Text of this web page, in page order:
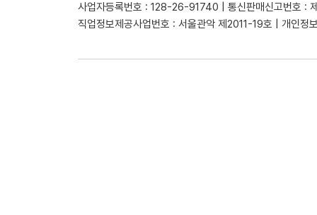
사업자등록번호 : 128-26-91740 | 통신판매신고번호 :
직업정보제공사업번호 : 서울관악 제2011-19호 | 개인정